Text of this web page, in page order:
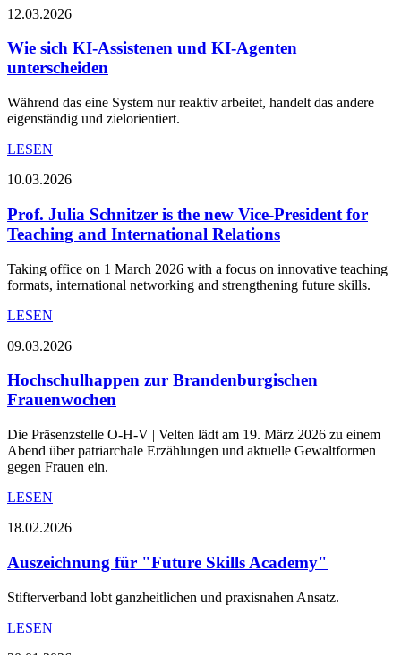
12.03.2026
Wie sich KI-Assistenen und KI-Agenten
unterscheiden
Während das eine System nur reaktiv arbeitet, handelt das andere
eigenständig und zielorientiert.
LESEN
10.03.2026
Prof. Julia Schnitzer is the new Vice-President for
Teaching and International Relations
Taking office on 1 March 2026 with a focus on innovative teaching
formats, international networking and strengthening future skills.
LESEN
09.03.2026
Hochschulhappen zur Brandenburgischen
Frauenwochen
Die Präsenzstelle O-H-V | Velten lädt am 19. März 2026 zu einem
Abend über patriarchale Erzählungen und aktuelle Gewaltformen
gegen Frauen ein.
LESEN
18.02.2026
Auszeichnung für "Future Skills Academy"
Stifterverband lobt ganzheitlichen und praxisnahen Ansatz.
LESEN